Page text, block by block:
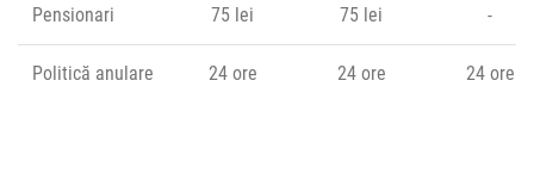
Pensionari
75 lei
75 lei
-
Politică anulare 24 ore 24 ore 24 ore